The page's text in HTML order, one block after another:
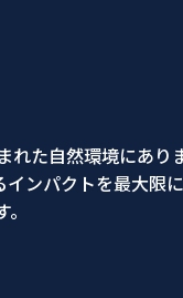
た自然環境にあり
ンパクトを最大限